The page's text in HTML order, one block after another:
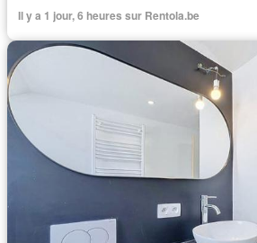
Il y a 1 jour, 6 heures sur Rentola.be